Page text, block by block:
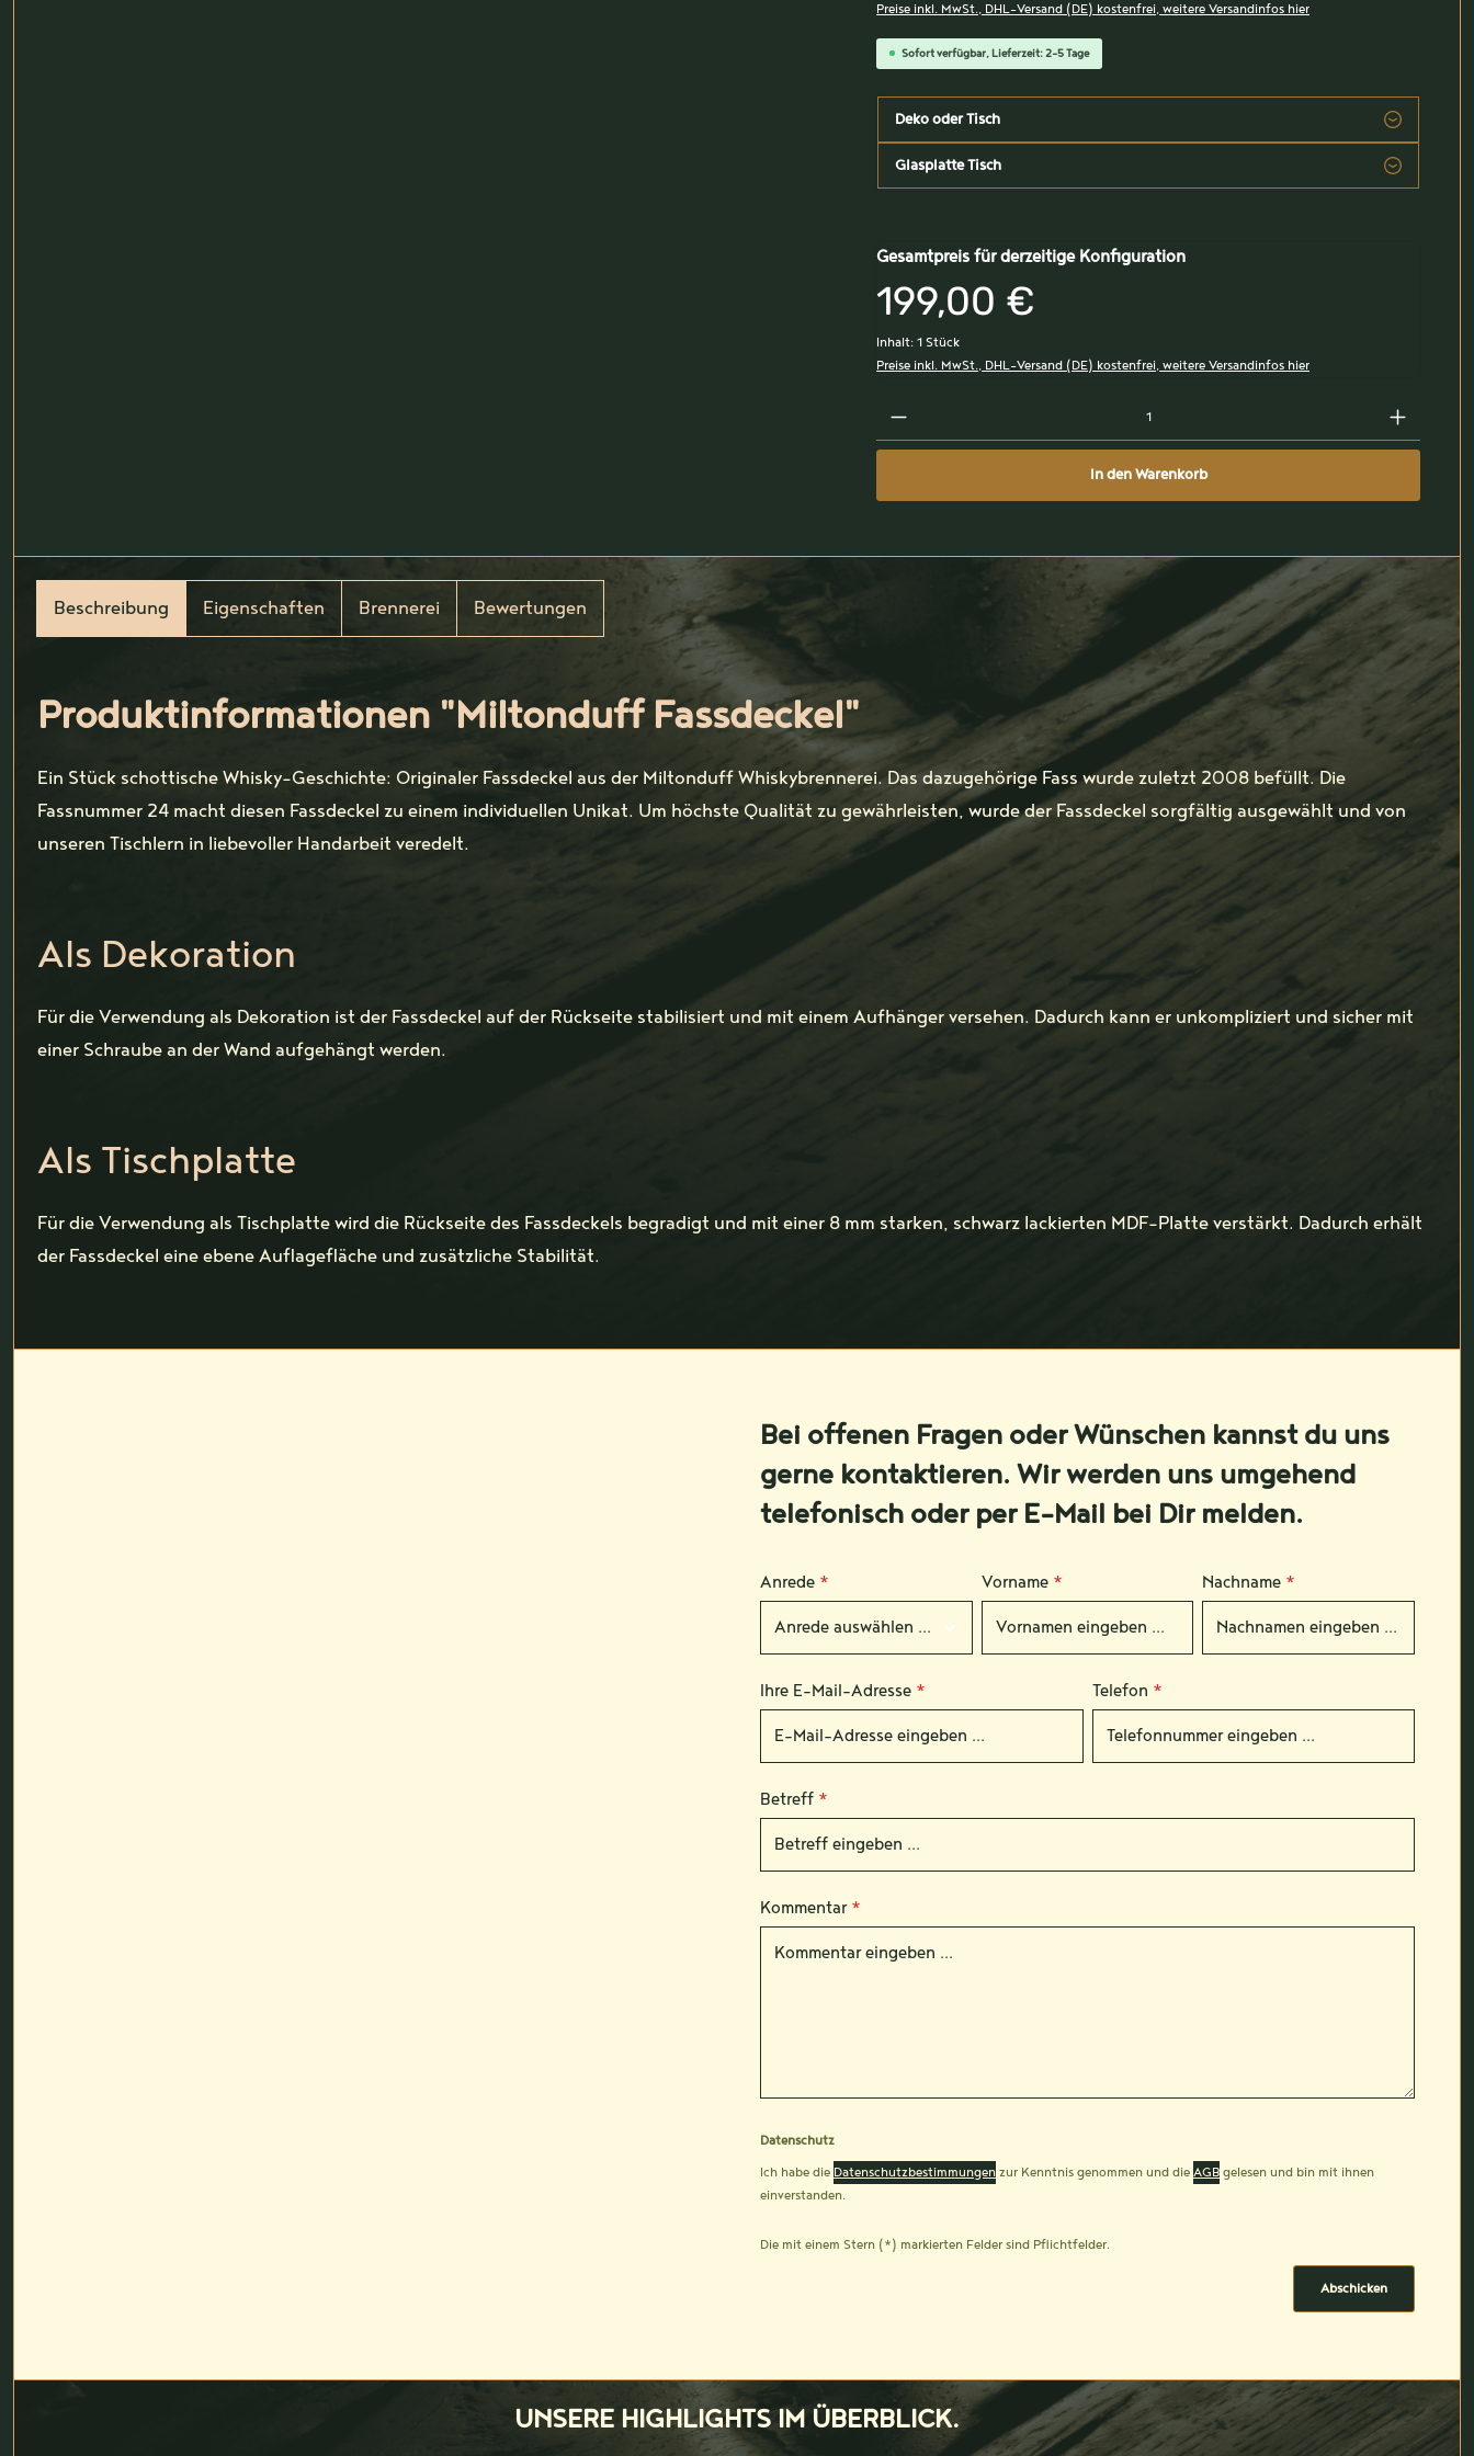
Preise inkl. MwSt., DHL-Versand (DE) kostenfrei, weitere Versandinfos hier
Sofort verfügbar, Lieferzeit: 2-5 Tage
Deko oder Tisch
Glasplatte Tisch
Gesamtpreis für derzeitige Konfiguration
199,00 €
Inhalt:1 Stück
Preise inkl. MwSt., DHL-Versand (DE) kostenfrei, weitere Versandinfos hier
In den Warenkorb
Beschreibung Eigenschaften Brennerei Bewertungen
Produktinformationen "Miltonduff Fassdeckel"
Ein Stück schottische Whisky-Geschichte: Originaler Fassdeckel aus der Miltonduff Whiskybrennerei. Das dazugehörige Fass wurde zuletzt 2008 befüllt. Die
Fassnummer 24 macht diesen Fassdeckel zu einem individuellen Unikat. Um höchste Qualität zu gewährleisten, wurde der Fassdeckel sorgfältig ausgewählt und von
unseren Tischlern in liebevoller Handarbeit veredelt.
Als Dekoration
Für die Verwendung als Dekoration ist der Fassdeckel auf der Rückseite stabilisiert und mit einem Aufhänger versehen. Dadurch kann er unkompliziert und sicher mit
einer Schraube an der Wand aufgehängt werden.
Als Tischplatte
Für die Verwendung als Tischplatte wird die Rückseite des Fassdeckels begradigt und mit einer 8 mm starken, schwarz lackierten MDF-Platte verstärkt. Dadurch erhält
der Fassdeckel eine ebene Auflagefläche und zusätzliche Stabilität.
Bei offenen Fragen oder Wünschen kannst du uns
gerne kontaktieren. Wir werden uns umgehend
telefonisch oder per E-Mail bei Dir melden.
Anrede * Vorname * Nachname *
Ihre E-Mail-Adresse * Telefon *
Betreff *
Kommentar *
Datenschutz
Ich habe die Datenschutzbestimmungen zur Kenntnis genommen und die AGB gelesen und bin mit ihnen
einverstanden.
Die mit einem Stern (*) markierten Felder sind Pflichtfelder.
Abschicken
UNSERE HIGHLIGHTS IM ÜBERBLICK.